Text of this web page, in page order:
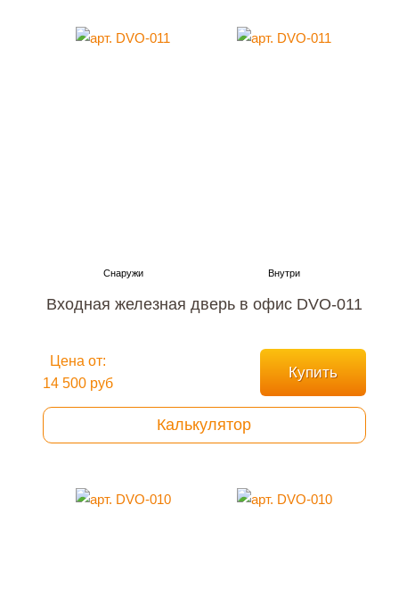
Входная железная дверь в офис DVO-011
Цена от:
14 500 руб
Купить
Калькулятор